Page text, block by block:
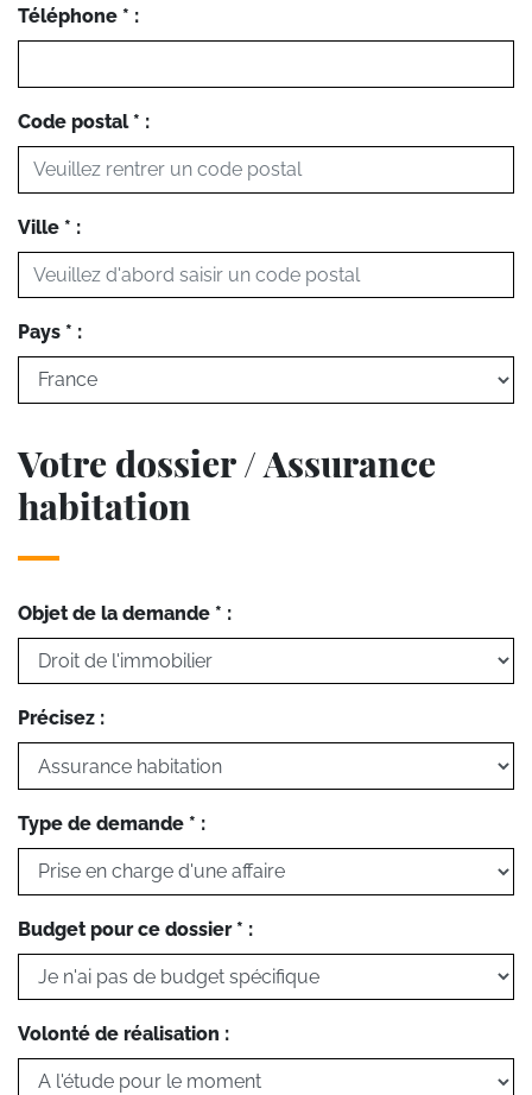
Téléphone * :
Code postal * :
Ville * :
Pays * :
Votre dossier / Assurance
habitation
Objet de la demande * :
Précisez :
Type de demande * :
Budget pour ce dossier * :
Volonté de réalisation :